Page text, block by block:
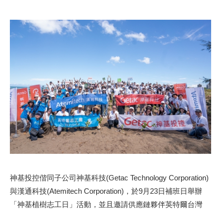
神基投控偕同子公司神基科技(Getac Technology Corporation)
與漢通科技(Atemitech Corporation)，於9月23日補班日舉辦
「神基植樹志工日」活動，並且邀請供應鏈夥伴英特爾台灣